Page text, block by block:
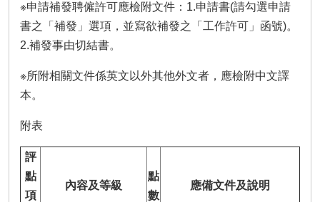
※申請補發聘僱許可應檢附文件：1.申請書(請勾選申請
書之「補發」選項，並寫欲補發之「工作許可」函號)。
2.補發事由切結書。
※所附相關文件係英文以外其他外文者，應檢附中文譯
本。
附表
評
點
項
內容及等級
點
數
應備文件及說明